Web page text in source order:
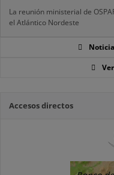
La reunión ministerial de
el Atlántico Nordeste
Accesos directos